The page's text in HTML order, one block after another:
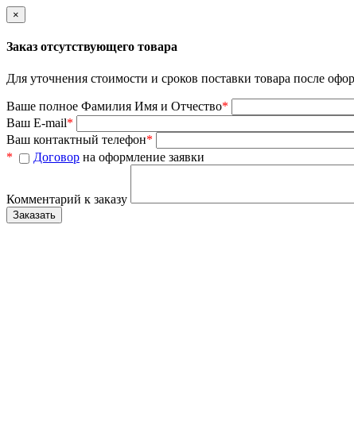
×
Заказ отсутствующего товара
Для уточнения стоимости и сроков поставки товара после
Ваше полное Фамилия Имя и Отчество*
Ваш E-mail*
Ваш контактный телефон*
*
Договор на оформление заявки
Комментарий к заказу